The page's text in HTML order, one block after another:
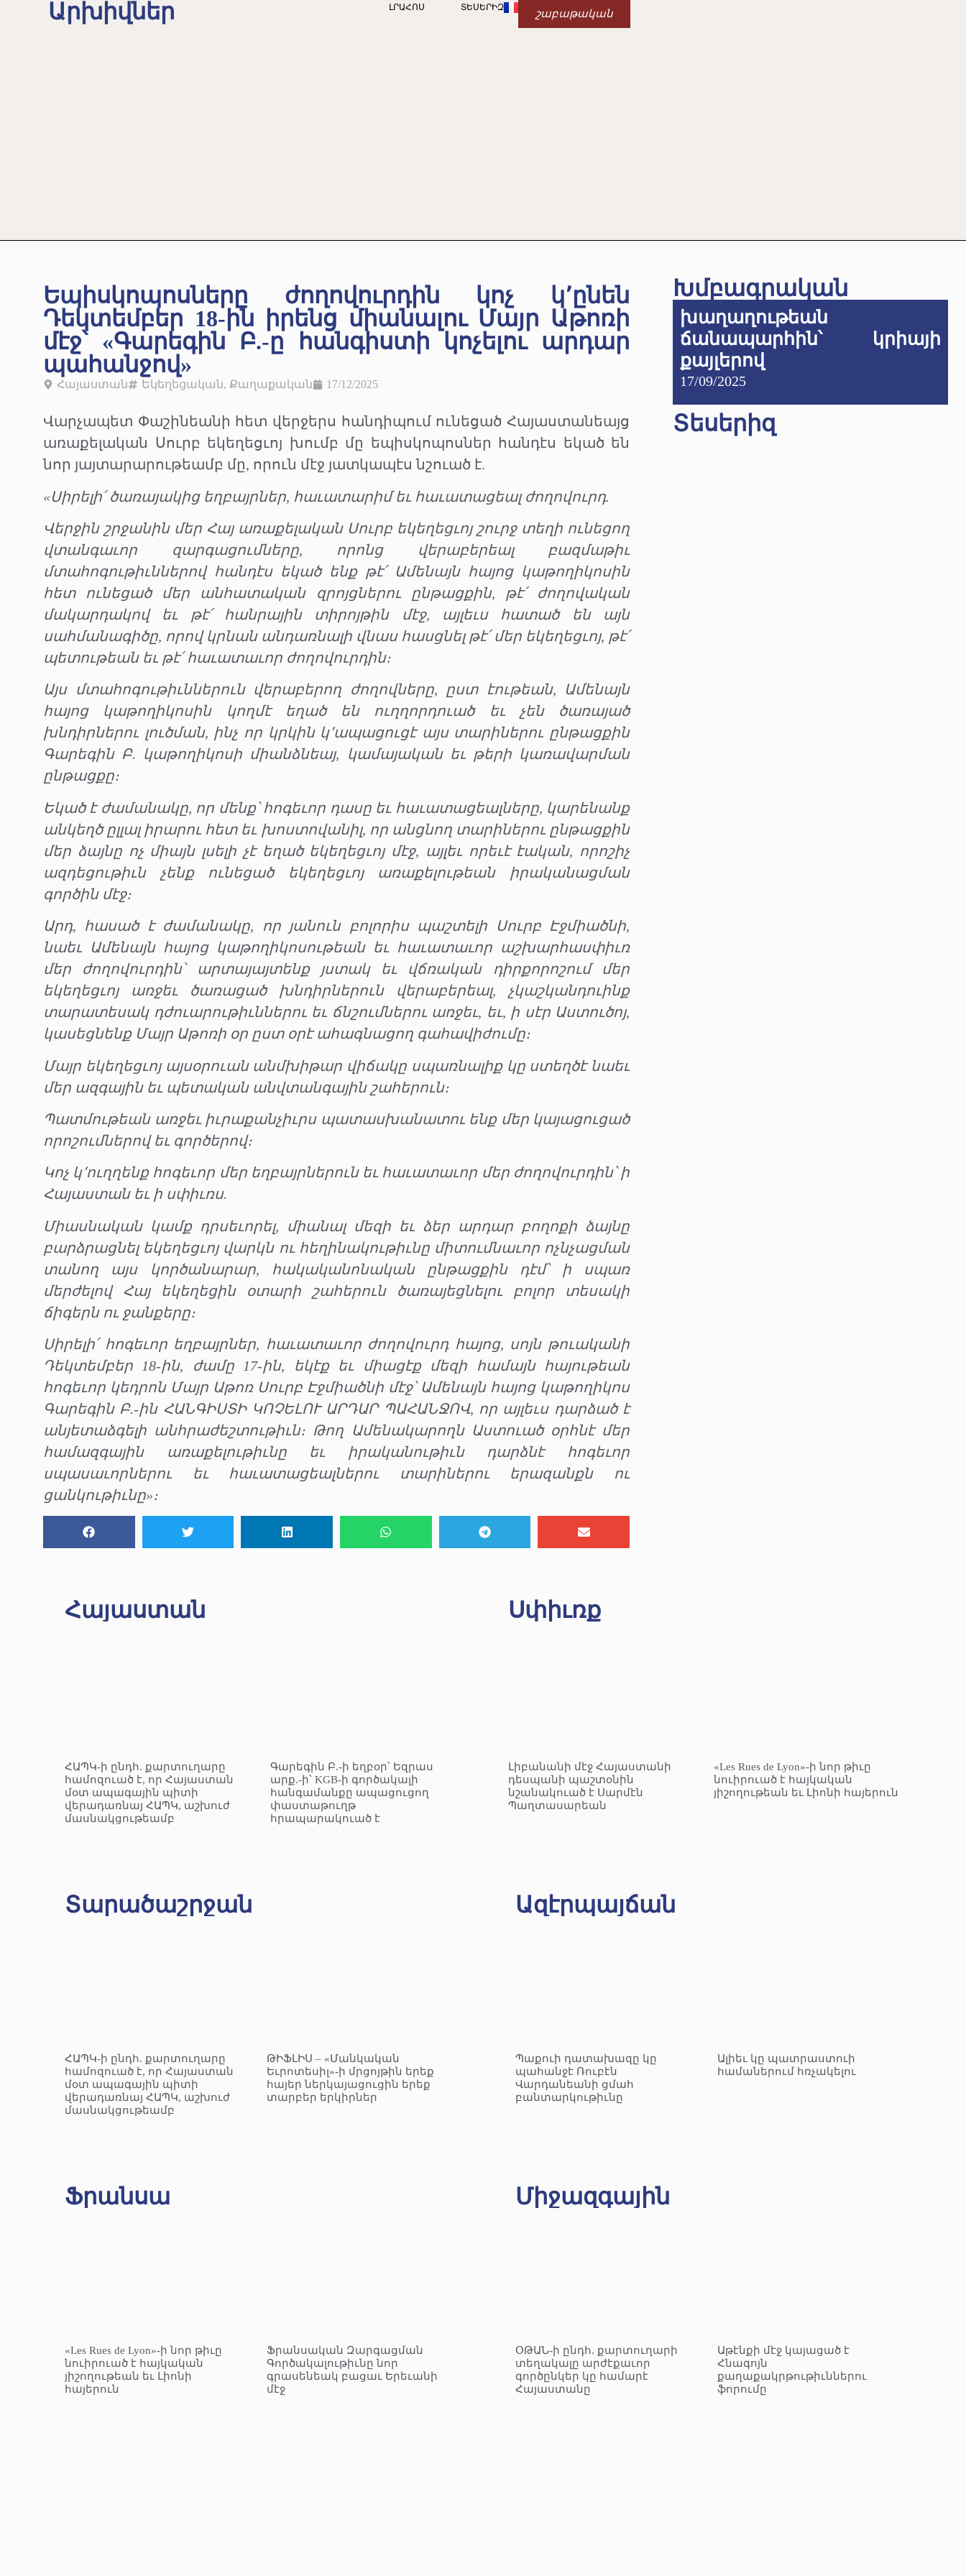
Արխիվներ ԼՐԱՀՈՍ ՏԵՍԵՐԻԶ
շաբաթական
Եպիսկոպոսները ժողովուրդին կոչ կ՚ընեն
Դեկտեմբեր 18-ին իրենց միանալու Մայր Աթոռի
մէջ՝ «Գարեգին Բ.-ը հանգիստի կոչելու արդար
պահանջով»
Հայաստան Եկեղեցական, Քաղաքական 17/12/2025
Վարչապետ Փաշինեանի հետ վերջերս հանդիպում ունեցած Հայաստանեայց
առաքելական Սուրբ եկեղեցւոյ խումբ մը եպիսկոպոսներ հանդէս եկած են
նոր յայտարարութեամբ մը, որուն մէջ յատկապէս նշուած է.
«Սիրելի՛ ծառայակից եղբայրներ, հաւատարիմ եւ հաւատացեալ ժողովուրդ.
Վերջին շրջանին մեր Հայ առաքելական Սուրբ եկեղեցւոյ շուրջ տեղի ունեցող
վտանգաւոր զարգացումները, որոնց վերաբերեալ բազմաթիւ
մտահոգութիւններով հանդէս եկած ենք թէ՛ Ամենայն հայոց կաթողիկոսին
հետ ունեցած մեր անհատական զրոյցներու ընթացքին, թէ՛ ժողովական
մակարդակով եւ թէ՛ հանրային տիրոյթին մէջ, այլեւս հատած են այն
սահմանագիծը, որով կրնան անդառնալի վնաս հասցնել թէ՛ մեր եկեղեցւոյ, թէ՛
պետութեան եւ թէ՛ հաւատաւոր ժողովուրդին։
Այս մտահոգութիւններուն վերաբերող ժողովները, ըստ էութեան, Ամենայն
հայոց կաթողիկոսին կողմէ եղած են ուղղորդուած եւ չեն ծառայած
խնդիրներու լուծման, ինչ որ կրկին կ՚ապացուցէ այս տարիներու ընթացքին
Գարեգին Բ. կաթողիկոսի միանձնեայ, կամայական եւ թերի կառավարման
ընթացքը։
Եկած է ժամանակը, որ մենք՝ հոգեւոր դասը եւ հաւատացեալները, կարենանք
անկեղծ ըլլալ իրարու հետ եւ խոստովանիլ, որ անցնող տարիներու ընթացքին
մեր ձայնը ոչ միայն լսելի չէ եղած եկեղեցւոյ մէջ, այլեւ որեւէ էական, որոշիչ
ազդեցութիւն չենք ունեցած եկեղեցւոյ առաքելութեան իրականացման
գործին մէջ։
Արդ, հասած է ժամանակը, որ յանուն բոլորիս պաշտելի Սուրբ Էջմիածնի,
նաեւ Ամենայն հայոց կաթողիկոսութեան եւ հաւատաւոր աշխարհասփիւռ
մեր ժողովուրդին՝ արտայայտենք յստակ եւ վճռական դիրքորոշում մեր
եկեղեցւոյ առջեւ ծառացած խնդիրներուն վերաբերեալ, չկաշկանդուինք
տարատեսակ դժուարութիւններու եւ ճնշումներու առջեւ, եւ, ի սէր Աստուծոյ,
կասեցնենք Մայր Աթոռի օր ըստ օրէ ահագնացող գահավիժումը։
Մայր եկեղեցւոյ այսօրուան անմխիթար վիճակը սպառնալիք կը ստեղծէ նաեւ
մեր ազգային եւ պետական անվտանգային շահերուն։
Պատմութեան առջեւ իւրաքանչիւրս պատասխանատու ենք մեր կայացուցած
որոշումներով եւ գործերով։
Կոչ կ՚ուղղենք հոգեւոր մեր եղբայրներուն եւ հաւատաւոր մեր ժողովուրդին՝ ի
Հայաստան եւ ի սփիւռս.
Միասնական կամք դրսեւորել, միանալ մեզի եւ ձեր արդար բողոքի ձայնը
բարձրացնել եկեղեցւոյ վարկն ու հեղինակութիւնը միտումնաւոր ոչնչացման
տանող այս կործանարար, հակականոնական ընթացքին դէմ՝ ի սպառ
մերժելով Հայ եկեղեցին օտարի շահերուն ծառայեցնելու բոլոր տեսակի
ճիգերն ու ջանքերը։
Սիրելի՛ հոգեւոր եղբայրներ, հաւատաւոր ժողովուրդ հայոց, սոյն թուականի
Դեկտեմբեր 18-ին, ժամը 17-ին, եկէք եւ միացէք մեզի համայն հայութեան
հոգեւոր կեդրոն Մայր Աթոռ Սուրբ Էջմիածնի մէջ՝ Ամենայն հայոց կաթողիկոս
Գարեգին Բ.-ին ՀԱՆԳԻՍՏԻ ԿՈՉԵԼՈՒ ԱՐԴԱՐ ՊԱՀԱՆՋՈՎ, որ այլեւս դարձած է
անյետաձգելի անհրաժեշտութիւն։ Թող Ամենակարողն Աստուած օրհնէ մեր
համազգային առաքելութիւնը եւ իրականութիւն դարձնէ հոգեւոր
սպասաւորներու եւ հաւատացեալներու տարիներու երազանքն ու
ցանկութիւնը»։
Խմբագրական
խաղաղութեան
ճանապարհին՝ կրիայի
քայլերով
17/09/2025
Տեսերիզ
Հայաստան
ՀԱՊԿ-ի ընդհ. քարտուղարը
համոզուած է, որ Հայաստան
մօտ ապագային պիտի
վերադառնայ ՀԱՊԿ, աշխուժ
մասնակցութեամբ
Գարեգին Բ.-ի եղբօր՝ Եզրաս
արք.-ի՝ KGB-ի գործակալի
հանգամանքը ապացուցող
փաստաթուղթ
հրապարակուած է
Սփիւռք
Լիբանանի մէջ Հայաստանի
դեսպանի պաշտօնին
նշանակուած է Սարմէն
Պաղտասարեան
«Les Rues de Lyon»-ի նոր թիւը
նուիրուած է հայկական
յիշողութեան եւ Լիոնի հայերուն
Տարածաշրջան
ՀԱՊԿ-ի ընդհ. քարտուղարը
համոզուած է, որ Հայաստան
մօտ ապագային պիտի
վերադառնայ ՀԱՊԿ, աշխուժ
մասնակցութեամբ
ԹԻՖԼԻՍ – «Մանկական
Եւրոտեսիլ»-ի մրցոյթին երեք
հայեր ներկայացուցին երեք
տարբեր երկիրներ
Ազէրպայճան
Պաքուի դատախազը կը
պահանջէ Ռուբէն
Վարդանեանի ցմահ
բանտարկութիւնը
Ալիեւ կը պատրաստուի
համաներում հռչակելու
Ֆրանսա
«Les Rues de Lyon»-ի նոր թիւը
նուիրուած է հայկական
յիշողութեան եւ Լիոնի
հայերուն
Ֆրանսական Զարգացման
Գործակալութիւնը նոր
գրասենեակ բացաւ Երեւանի
մէջ
Միջազգային
ՕԹԱՆ-ի ընդհ. քարտուղարի
տեղակալը արժէքաւոր
գործընկեր կը համարէ
Հայաստանը
Աթէնքի մէջ կայացած է
Հնագոյն
քաղաքակրթութիւններու
ֆորումը